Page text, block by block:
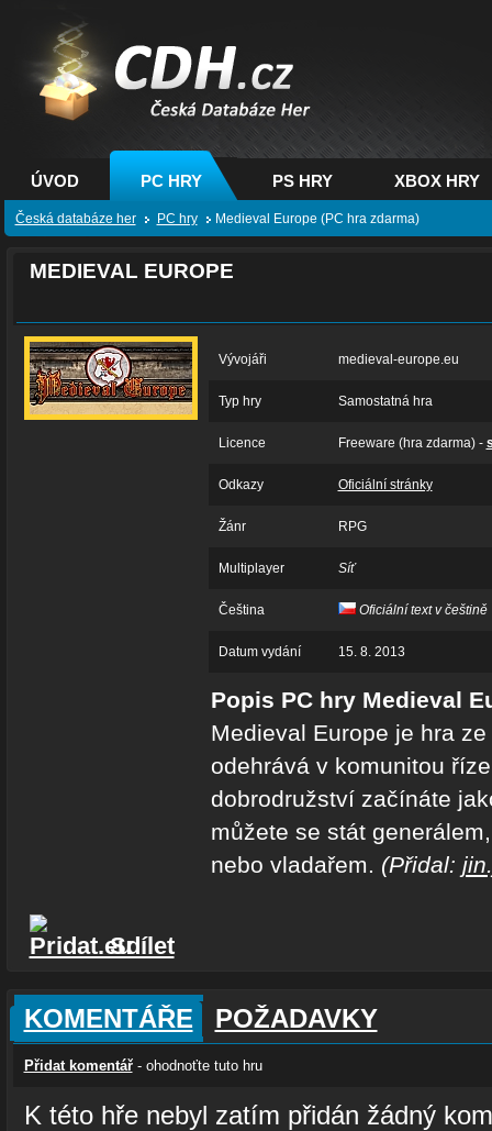
CDH.cz - hry na PC,
PS, XBOX - Česká
databáze her
ÚVOD PC HRY PS HRY XBOX HRY
Česká databáze her PC hry Medieval Europe (PC hra zdarma)
MEDIEVAL EUROPE
Vývojáři medieval-europe.eu
Typ hry Samostatná hra
Licence Freeware (hra zdarma) -
Odkazy Oficiální stránky
Žánr RPG
Multiplayer Síť
Čeština Oficiální text v češtině
Datum vydání 15. 8. 2013
Popis PC hry Medieval
Medieval Europe je hra
odehrává v komunitou
dobrodružství začínáte
můžete se stát
nebo vladařem. (Přidal:
Sdílet
KOMENTÁŘE POŽADAVKY
Přidat komentář- ohodnoťte tuto hru
K této hře nebyl zatím přidán žádný